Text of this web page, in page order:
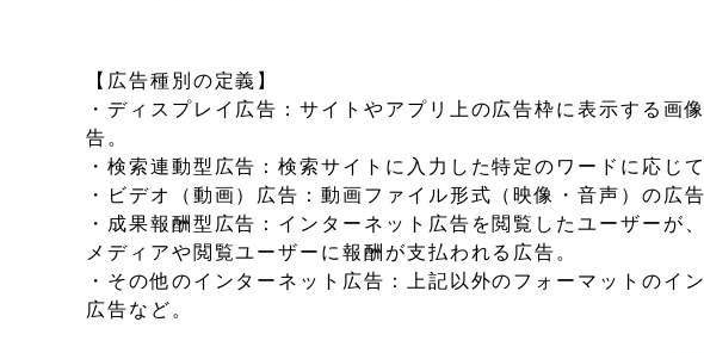
【広告種別の定義】
・ディスプレイ広告：サイトやアプリ上の広告枠に表示する画
告。
・検索連動型広告：検索サイトに入力した特定のワードに応じ
・ビデオ（動画）広告：動画ファイル形式（映像・音声）の広告
・成果報酬型広告：インターネット広告を閲覧したユーザーが
メディアや閲覧ユーザーに報酬が支払われる広告。
・その他のインターネット広告：上記以外のフォーマットのイ
広告など。